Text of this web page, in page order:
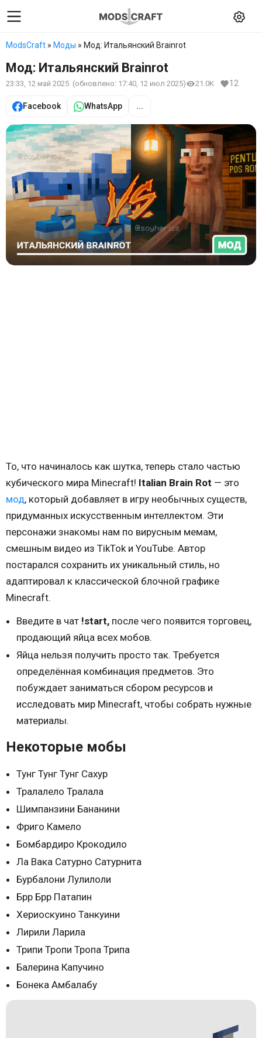
ModsCraft » Моды » Мод: Итальянский Brainrot
Мод: Итальянский Brainrot
23:33, 12 май 2025 (обновлено: 17:40, 12 июл 2025) 21.0K 12
Facebook WhatsApp ...
То, что начиналось как шутка, теперь стало частью
кубического мира Minecraft! Italian Brain Rot — это
мод, который добавляет в игру необычных существ,
придуманных искусственным интеллектом. Эти
персонажи знакомы нам по вирусным мемам,
смешным видео из TikTok и YouTube. Автор
постарался сохранить их уникальный стиль, но
адаптировал к классической блочной графике
Minecraft.
Введите в чат !start, после чего появится торговец,
продающий яйца всех мобов.
Яйца нельзя получить просто так. Требуется
определённая комбинация предметов. Это
побуждает заниматься сбором ресурсов и
исследовать мир Minecraft, чтобы собрать нужные
материалы.
Некоторые мобы
Тунг Тунг Тунг Сахур
Тралалело Тралала
Шимпанзини Бананини
Фриго Камело
Бомбардиро Крокодило
Ла Вака Сатурно Сатурнита
Бурбалони Лулилоли
Брр Брр Патапин
Хериоскуино Танкуини
Лирили Ларила
Трипи Тропи Тропа Трипа
Балерина Капучино
Бонека Амбалабу